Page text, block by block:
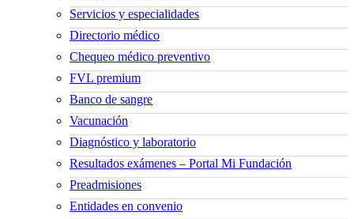
Servicios y especialidades
Directorio médico
Chequeo médico preventivo
FVL premium
Banco de sangre
Vacunación
Diagnóstico y laboratorio
Resultados exámenes – Portal Mi Fundación
Preadmisiones
Entidades en convenio